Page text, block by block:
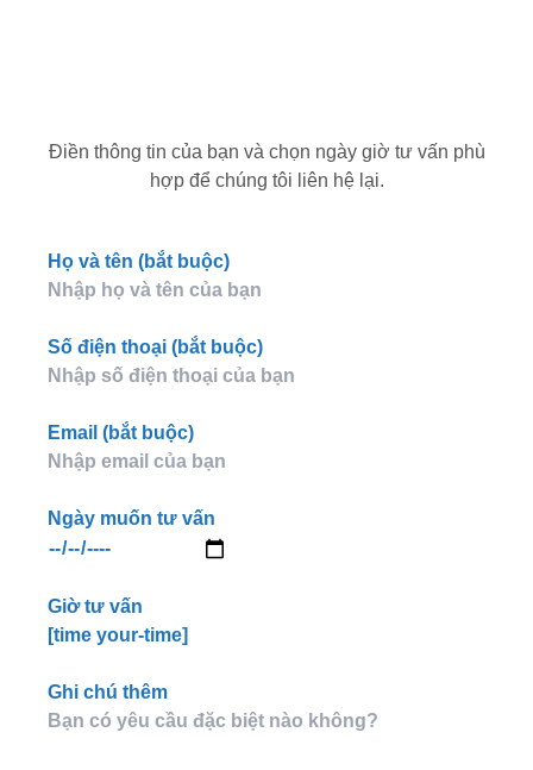
Điền thông tin của bạn và chọn ngày giờ tư vấn phù
hợp để chúng tôi liên hệ lại.
Họ và tên (bắt buộc)
Số điện thoại (bắt buộc)
Email (bắt buộc)
Ngày muốn tư vấn
Giờ tư vấn
[time your-time]
Ghi chú thêm